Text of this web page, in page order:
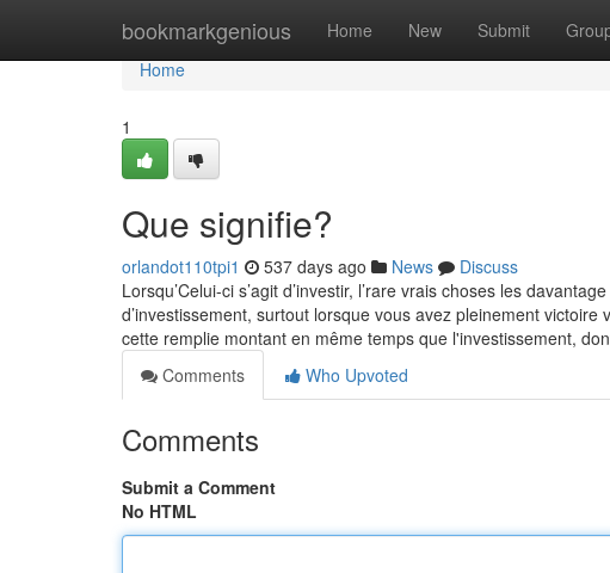
bookmarkgenious Home New Submit
Home
Home
1
Que signifie?
orlandot110tpi1 537 days ago News
Discuss
Lorsqu’Celui-ci s’agit d’investir, l’rare vrais choses les
d’investissement, surtout lorsque vous avez pleinement
cette remplie montant en même temps que l'investissement,
Comments
Who Upvoted
Comments
Submit a Comment
No HTML